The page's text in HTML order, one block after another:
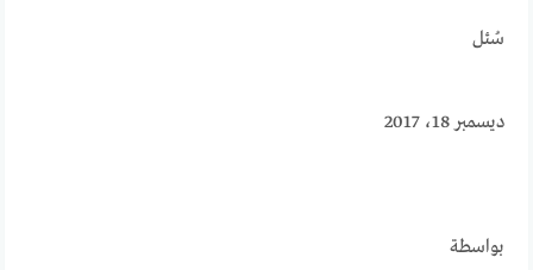
سُئل
ديسمبر 18، 2017
بواسطة